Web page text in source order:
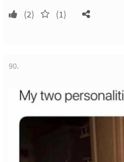
(2) (1)
90.